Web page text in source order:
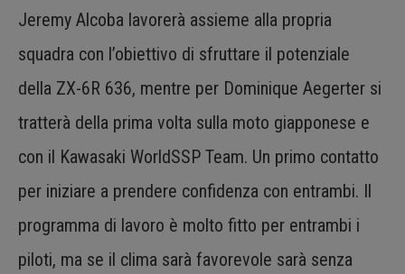
Jeremy Alcoba lavorerà assieme alla propria
squadra con l’obiettivo di sfruttare il potenziale
della ZX-6R 636, mentre per Dominique Aegerter si
tratterà della prima volta sulla moto giapponese e
con il Kawasaki WorldSSP Team. Un primo contatto
per iniziare a prendere confidenza con entrambi. Il
programma di lavoro è molto fitto per entrambi i
piloti, ma se il clima sarà favorevole sarà senza